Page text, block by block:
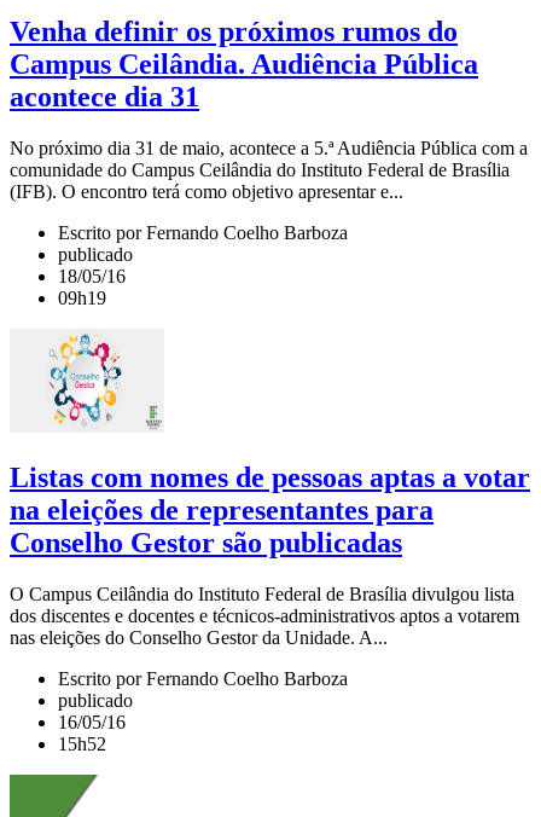
Venha definir os próximos rumos do
Campus Ceilândia. Audiência Pública
acontece dia 31
No próximo dia 31 de maio, acontece a 5.ª Audiência Pública com a
comunidade do Campus Ceilândia do Instituto Federal de Brasília
(IFB). O encontro terá como objetivo apresentar e...
Escrito por Fernando Coelho Barboza
publicado
18/05/16
09h19
Listas com nomes de pessoas aptas a votar
na eleições de representantes para
Conselho Gestor são publicadas
O Campus Ceilândia do Instituto Federal de Brasília divulgou lista
dos discentes e docentes e técnicos-administrativos aptos a votarem
nas eleições do Conselho Gestor da Unidade. A...
Escrito por Fernando Coelho Barboza
publicado
16/05/16
15h52